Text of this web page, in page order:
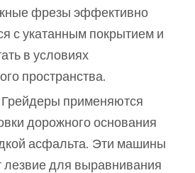
фрезы эффективно
с укатанным покрытием и
в условиях
пространства.
Грейдеры применяются
дорожного основания
асфальта. Эти машины
лезвие для выравнивания